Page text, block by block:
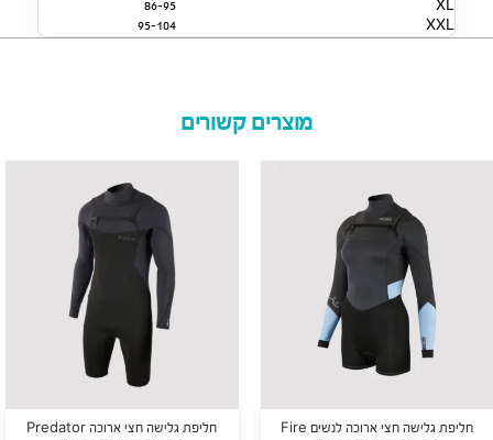
XL
86-95
XXL
95-104
מוצרים קשורים
חליפת גלישה חצי ארוכה לנשים Fire
חליפת גלישה חצי ארוכה Predator